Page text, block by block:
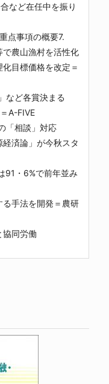
など在任中を振り
点事項の概要7.
農山漁村を活性化
目標価格を改定＝
など各賞決まる
A-FIVE
「相談」対応
済論」が今秋スタ
・6%で前年並み
手法を開発＝農研
同労働